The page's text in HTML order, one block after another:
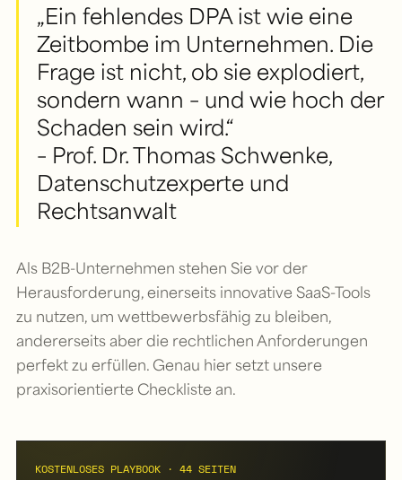
„Ein fehlendes DPA ist wie eine
Zeitbombe im Unternehmen. Die
Frage ist nicht, ob sie explodiert,
sondern wann – und wie hoch der
Schaden sein wird.“
– Prof. Dr. Thomas Schwenke,
Datenschutzexperte und
Rechtsanwalt
Als B2B-Unternehmen stehen Sie vor der
Herausforderung, einerseits innovative SaaS-Tools
zu nutzen, um wettbewerbsfähig zu bleiben,
andererseits aber die rechtlichen Anforderungen
perfekt zu erfüllen. Genau hier setzt unsere
praxisorientierte Checkliste an.
KOSTENLOSES PLAYBOOK · 44 SEITEN